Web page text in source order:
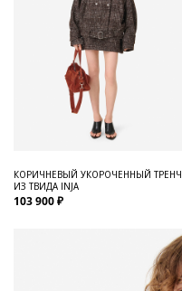
КОРИЧНЕВЫЙ УКОРОЧЕННЫЙ ТРЕНЧ
ИЗ ТВИДА INJA
103 900 ₽